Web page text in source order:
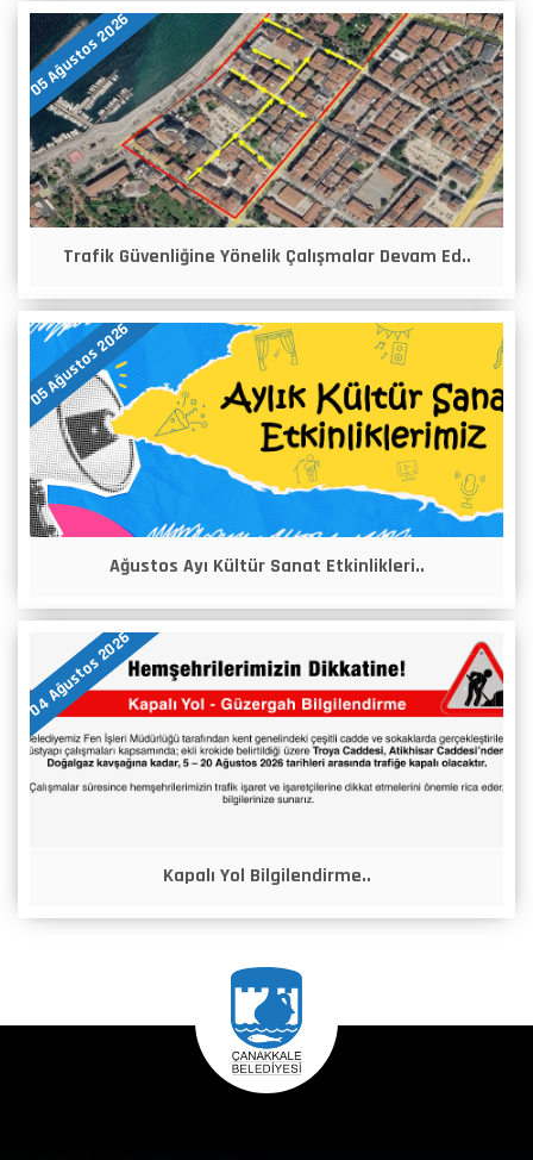
05 Ağustos 2026
Trafik Güvenliğine Yönelik Çalışmalar Devam Ed..
05 Ağustos 2026
Ağustos Ayı Kültür Sanat Etkinlikleri..
04 Ağustos 2026
Kapalı Yol Bilgilendirme..